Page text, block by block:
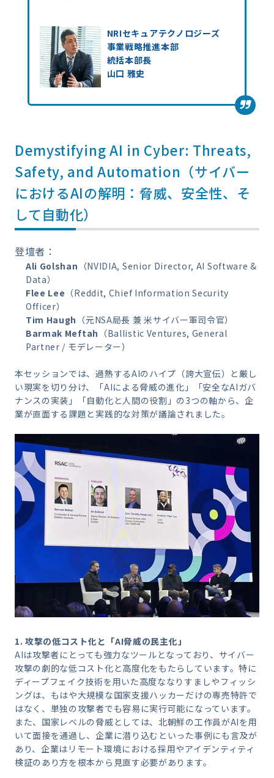
NRIセキュアテクノロジーズ
事業戦略推進本部
統括本部長
山口 雅史
Demystifying AI in Cyber: Threats,
Safety, and Automation（サイバー
におけるAIの解明：脅威、安全性、そ
して自動化）
登壇者：
Ali Golshan （NVIDIA, Senior Director, AI Software &
Data）
Flee Lee （Reddit, Chief Information Security
Officer）
Tim Haugh （元NSA局長 兼 米サイバー軍司令官）
Barmak Meftah （Ballistic Ventures, General
Partner / モデレーター）
本セッションでは、過熱するAIのハイプ（誇大宣伝）と厳し
い現実を切り分け、「AIによる脅威の進化」「安全なAIガバ
ナンスの実装」「自動化と人間の役割」の3つの軸から、企
業が直面する課題と実践的な対策が議論されました。
1. 攻撃の低コスト化と「AI脅威の民主化」
AIは攻撃者にとっても強力なツールとなっており、サイバー
攻撃の劇的な低コスト化と高度化をもたらしています。特に
ディープフェイク技術を用いた高度ななりすましやフィッシ
ングは、もはや大規模な国家支援ハッカーだけの専売特許で
はなく、単独の攻撃者でも容易に実行可能になっています。
また、国家レベルの脅威としては、北朝鮮の工作員がAIを用
いて面接を通過し、企業に潜り込むといった事例にも言及が
あり、企業はリモート環境における採用やアイデンティティ
検証のあり方を根本から見直す必要があります。